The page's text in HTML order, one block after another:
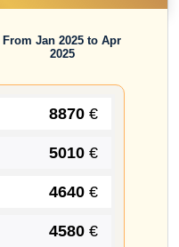
From Jan 2025 to Apr
2025
8870 €
5010 €
4640 €
4580 €